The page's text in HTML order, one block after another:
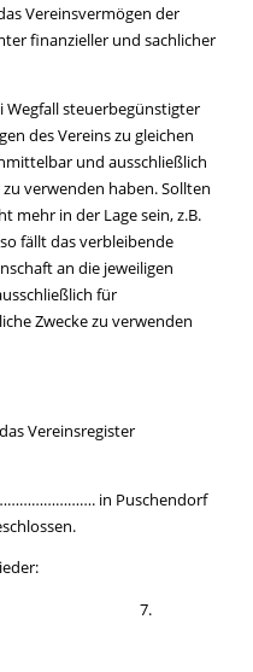
Vereinsvermögen der
finanzieller und sachlicher
Wegfall steuerbegünstigter
des Vereins zu gleichen
und ausschließlich
verwenden haben. Sollten
mehr in der Lage sein, z.B.
fällt das verbleibende
an die jeweiligen
für
Zwecke zu verwenden
Vereinsregister
in Puschendorf
7.